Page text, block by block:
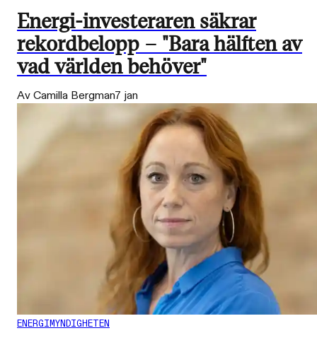
Energi-investeraren säkrar
rekordbelopp – "Bara hälften av
vad världen behöver"
Av Camilla Bergman7 jan
ENERGIMYNDIGHETEN